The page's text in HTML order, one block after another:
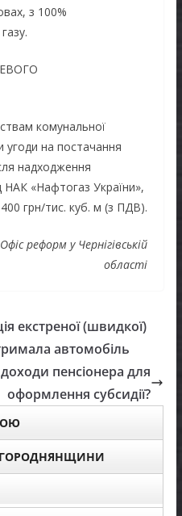
з 100%
комунальної
угоди на постачання
надходження
НАК «Нафтогаз України»,
грн/тис. куб. м (з ПДВ).
реформ у Чернігівській
області
екстреної (швидкої)
автомобіль
пенсіонера для
оформлення субсидії?